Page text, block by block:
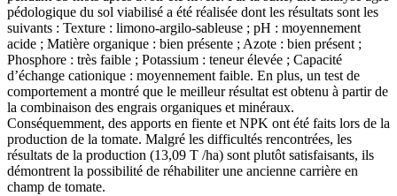
pédologique du sol viabilisé a été réalisée dont les résultats sont les
suivants : Texture : limono-argilo-sableuse ; pH : moyennement
acide ; Matière organique : bien présente ; Azote : bien présent ;
Phosphore : très faible ; Potassium : teneur élevée ; Capacité
d’échange cationique : moyennement faible. En plus, un test de
comportement a montré que le meilleur résultat est obtenu à partir de
la combinaison des engrais organiques et minéraux.
Conséquemment, des apports en fiente et NPK ont été faits lors de la
production de la tomate. Malgré les difficultés rencontrées, les
résultats de la production (13,09 T /ha) sont plutôt satisfaisants, ils
démontrent la possibilité de réhabiliter une ancienne carrière en
champ de tomate.